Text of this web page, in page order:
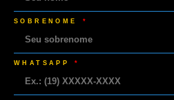
SOBRENOME
WHATSAPP